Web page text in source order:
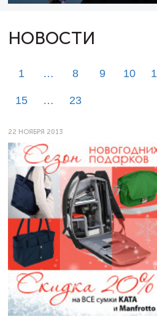
НОВОСТИ
1 … 8 9 10
15 … 23
22 НОЯБРЯ 2013